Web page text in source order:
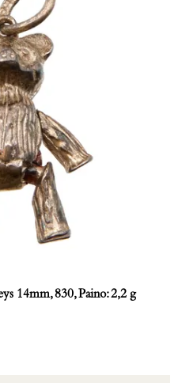
14mm, 830, Paino: 2,2 g